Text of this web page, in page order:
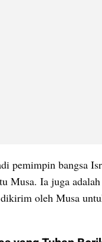
pemimpin bangsa
Musa. Ia juga
oleh Musa